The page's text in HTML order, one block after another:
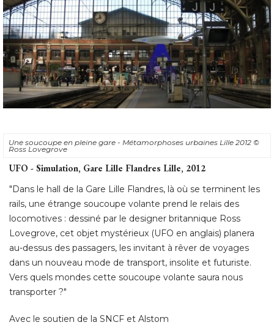
Une soucoupe en pleine gare - Métamorphoses urbaines Lille 2012 ©
Ross Lovegrove
UFO - Simulation, Gare Lille Flandres Lille, 2012
"Dans le hall de la Gare Lille Flandres, là où se terminent les
rails, une étrange soucoupe volante prend le relais des
locomotives : dessiné par le designer britannique Ross
Lovegrove, cet objet mystérieux (UFO en anglais) planera
au-dessus des passagers, les invitant à rêver de voyages
dans un nouveau mode de transport, insolite et futuriste.
Vers quels mondes cette soucoupe volante saura nous
transporter ?"
Avec le soutien de la SNCF et Alstom